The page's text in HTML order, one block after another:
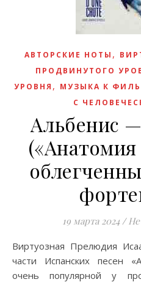
АВТОРСКИЕ НОТЫ ,
ПРОДВИНУТОГО
УРОВНЯ , МУЗЫКА К
С
Альбенис
(«Анатомия
19 марта 2024 /
Виртуозная Прелюдия Исаака Альбениса (из первой
части Испанских песен
очень популярной у